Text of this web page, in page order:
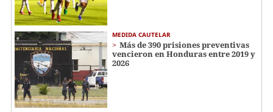
MEDIDA CAUTELAR
Más de 390 prisiones preventivas
vencieron en Honduras entre 2019 y
2026